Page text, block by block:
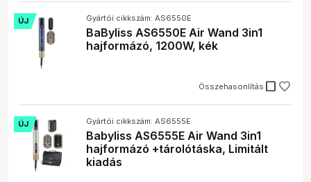
ÚJ Gyártói cikkszám: AS6550E
BaByliss AS6550E Air Wand 3in1
hajformázó, 1200W, kék
Összehasonlítás check_box_outline_blank
ÚJ Gyártói cikkszám: AS6555E
Babyliss AS6555E Air Wand 3in1
hajformázó +tárolótáska, Limitált
kiadás